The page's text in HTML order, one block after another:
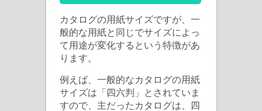
紙
に
つ
て
は
カタログの用紙サイズですが、一
般的な用紙と同じでサイズによっ
て用途が変化するという特徴があ
ります。
例えば、一般的なカタログの用紙
サイズは「四六判」とされていま
すので、主だったカタログは、四